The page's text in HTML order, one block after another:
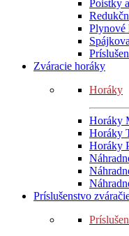
Poistky
Plynové
Zváracie horáky
Horáky
Horáky
Horáky
Horáky
Príslušenstvo